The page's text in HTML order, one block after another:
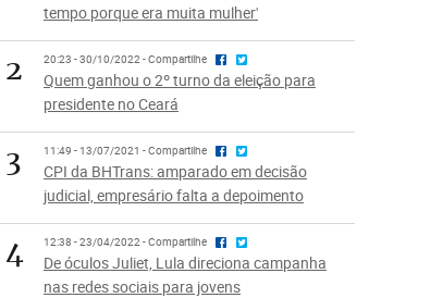
tempo porque era muita mulher'
2 20:23 - 30/10/2022 - Compartilhe
Quem ganhou o 2º turno da eleição para
presidente no Ceará
3 11:49 - 13/07/2021 - Compartilhe
CPI da BHTrans: amparado em decisão
judicial, empresário falta a depoimento
4 12:38 - 23/04/2022 - Compartilhe
De óculos Juliet, Lula direciona campanha
nas redes sociais para jovens